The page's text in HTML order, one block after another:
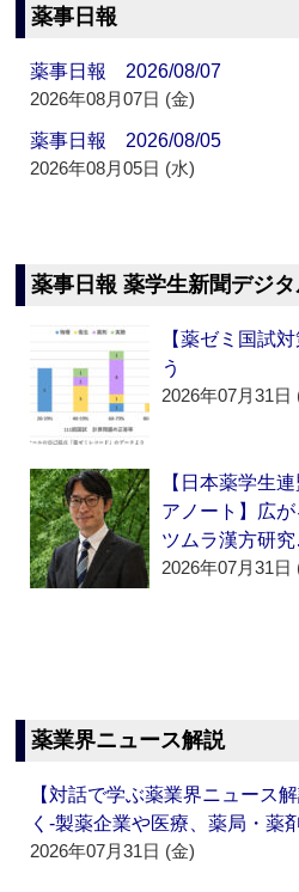
薬事日報
薬事日報 2026/08/07
2026年08月07日 (金)
薬事日報 2026/08/05
2026年08月05日 (水)
薬事日報 薬学生新聞デジ
【薬ゼミ国試
う
2026年07月31日
【日本薬学生
アノート】広
ツムラ漢方研
2026年07月31日
薬業界ニュース解説
【対話で学ぶ薬業界ニュース
く‐製薬企業や医療、薬局・薬
2026年07月31日 (金)